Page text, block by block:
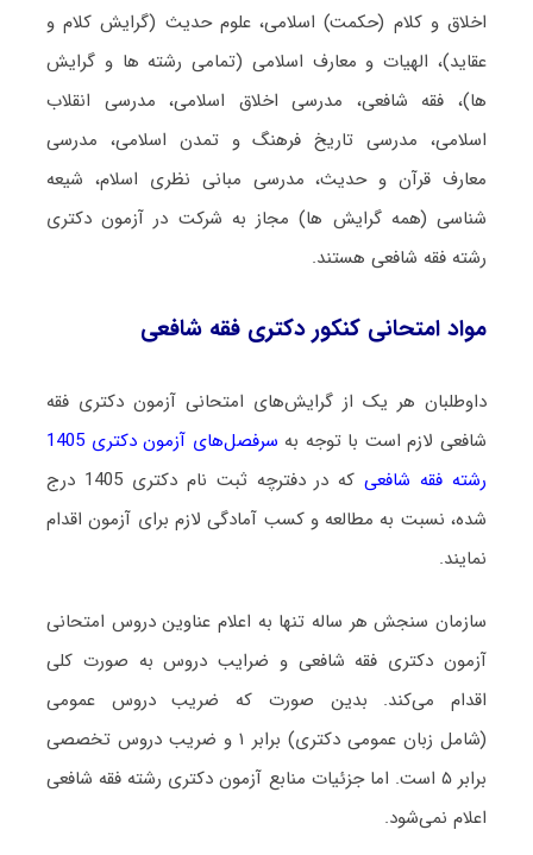
اخلاق و کلام (حکمت) اسلامی، علوم حدیث (گرایش کلام و
عقاید)، الهیات و معارف اسلامی (تمامی رشته ها و گرایش
ها)، فقه شافعی، مدرسی اخلاق اسلامی، مدرسی انقلاب
اسلامی، مدرسی تاریخ فرهنگ و تمدن اسلامی، مدرسی
معارف قرآن و حدیث، مدرسی مبانی نظری اسلام، شیعه
شناسی (همه گرایش ها) مجاز به شرکت در آزمون دکتری
رشته فقه شافعی هستند.
مواد امتحانی کنکور دکتری فقه شافعی
داوطلبان هر یک از گرایش‌های امتحانی آزمون دکتری فقه
شافعی لازم است با توجه به
سرفصل‌های آزمون دکتری 1405
رشته فقه شافعی
که در دفترچه ثبت نام دکتری 1405 درج
شده، نسبت به مطالعه و کسب آمادگی لازم برای آزمون اقدام
نمایند.
سازمان سنجش هر ساله تنها به اعلام عناوین دروس امتحانی
آزمون دکتری فقه شافعی و ضرایب دروس به صورت کلی
اقدام می‌کند. بدین صورت که ضریب دروس عمومی
(شامل زبان عمومی دکتری) برابر ۱ و ضریب دروس تخصصی
برابر ۵ است
. اما جزئیات منابع آزمون دکتری رشته فقه شافعی
اعلام نمی‌شود.